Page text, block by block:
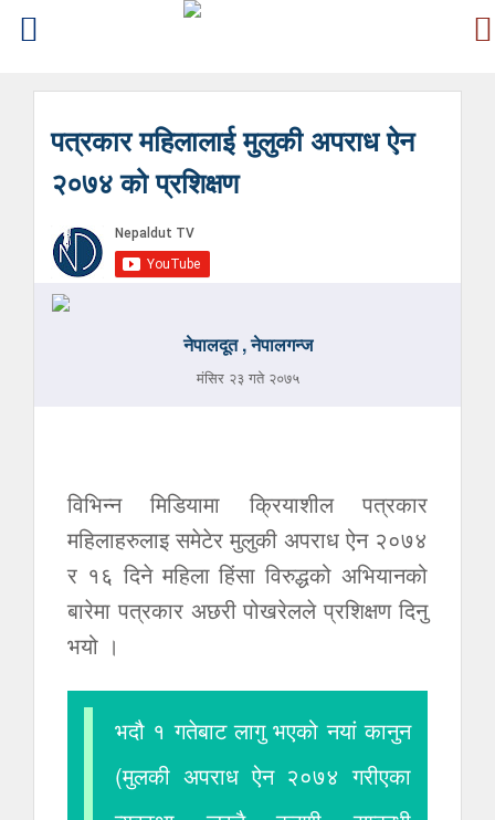
पत्रकार महिलालाई मुलुकी अपराध ऐन
२०७४ को प्रशिक्षण
नेपालदूत , नेपालगन्ज
मंसिर २३ गते २०७५
विभिन्न मिडियामा क्रियाशील पत्रकार
महिलाहरुलाइ समेटेर मुलुकी अपराध ऐन २०७४
र १६ दिने महिला हिंसा विरुद्धको अभियानको
बारेमा पत्रकार अछरी पोखरेलले प्रशिक्षण दिनु
भयो ।
भदौ १ गतेबाट लागु भएको नयां कानुन
(मुलकी अपराध ऐन २०७४ गरीएका